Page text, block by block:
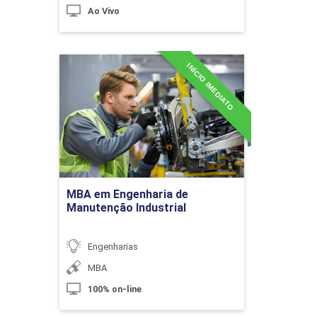
Cálculos de Perdas Construtivas
10h
Processos, Métodos e Técnicas
Construtivas I
Materiais e Técnicas Construtivas de
Alvenariais
10h
Ao Vivo
MBA em Engenharia de
Manutenção Industrial
INÍCIO IMEDIATO
Engenharias
MBA
100% on-line
MBA em Engenharia de
Manutenção Industrial
Detalhes do curso
Ir para Inscrição